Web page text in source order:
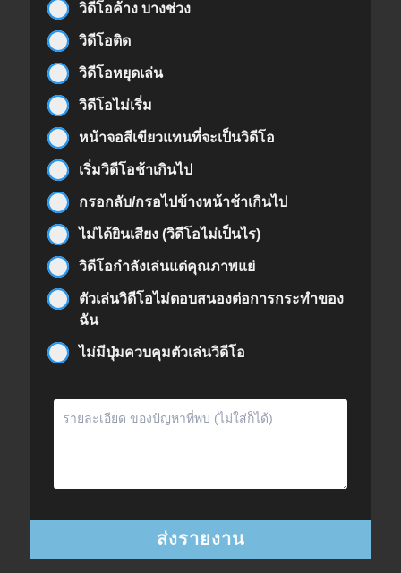
วิดีโอค้าง บางช่วง
วิดีโอติด
วิดีโอหยุดเล่น
วิดีโอไม่เริ่ม
หน้าจอสีเขียวแทนที่จะเป็นวิดีโอ
เริ่มวิดีโอช้าเกินไป
กรอกลับ/กรอไปข้างหน้าช้าเกินไป
ไม่ได้ยินเสียง (วิดีโอไม่เป็นไร)
วิดีโอกำลังเล่นแต่คุณภาพแย่
ตัวเล่นวิดีโอไม่ตอบสนองต่อการกระทำของ
ฉัน
ไม่มีปุ่มควบคุมตัวเล่นวิดีโอ